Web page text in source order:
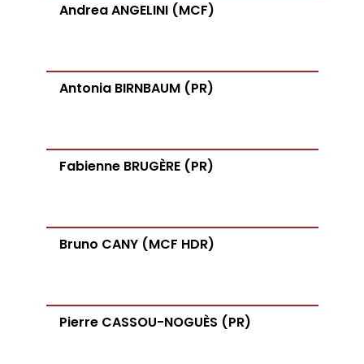
Andrea ANGELINI (MCF)
Antonia BIRNBAUM (PR)
Fabienne BRUGÈRE (PR)
Bruno CANY (MCF HDR)
Pierre CASSOU-NOGUÈS (PR)